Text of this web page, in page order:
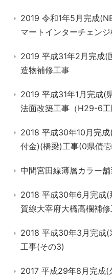
2019 令和1年5月完成
マートインターチェン
2019 平成31年2月完成(
造物補修工事
2019 平成31年1月完成(
法面改築工事（H29-6工
2018 平成30年10月完
付金)(橋梁)工事(0県債
中間宮田線薄層カラー
2018 平成30年6月完成(
賀線大宰府大橋高欄補
2018 平成30年3月完成(
工事(その3)
2017 平成29年8月完成(